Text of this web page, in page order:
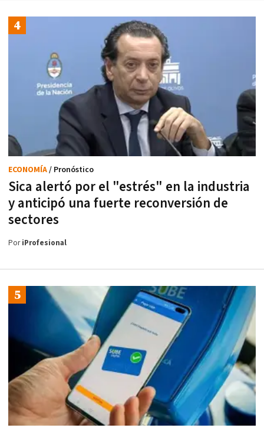
Sica alertó por el "estrés" en la industria
y anticipó una fuerte reconversión de
sectores
ECONOMÍA/ Pronóstico
PoriProfesional